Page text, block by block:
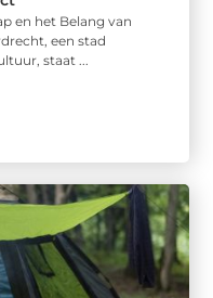
en het Belang van
een stad
staat ...